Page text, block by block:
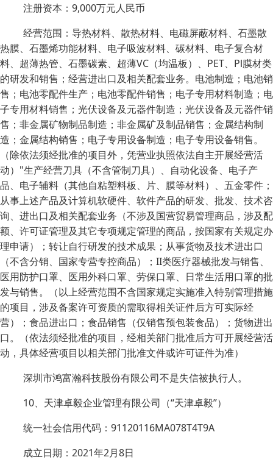
注册资本：9,000万元人民币
经营范围：导热材料、散热材料、电磁屏蔽材料、石墨散
热膜、石墨烯功能材料、电子吸波材料、碳材料、电子复合材
料、超薄热管、石墨碳素、超薄VC（均温板）、PET、Pl膜材类
的研发和销售；经营进出口及相关配套业务。电池制造；电池销
售；电池零配件生产；电池零配件销售；电子专用材料制造；电
子专用材料销售；光伏设备及元器件制造；光伏设备及元器件销
售；非金属矿物制品制造；非金属矿及制品销售；金属结构制
造；金属结构销售；电子专用设备制造；电子专用设备销售。
（除依法须经批准的项目外，凭营业执照依法自主开展经营活
动）"生产经营刀具（不含管制刀具）、自动化设备、电子产
品、电子辅料（其他自粘塑料板、片、膜等材料）、五金零件；
从事上述产品及计算机软硬件、软件产品的研发、批发、技术咨
询、进出口及相关配套业务（不涉及国营贸易管理商品，涉及配
额、许可证管理及其它专项规定管理的商品，按国家有关规定办
理申请）；转让自行研发的技术成果；从事货物及技术进出口
（不含分销、国家专营专控商品）；II类医疗器械批发与销售、
医用防护口罩、医用外科口罩、劳保口罩、日常生活用口罩的批
发与销售。（以上经营范围不含国家规定实施准入特别管理措施
的项目，涉及备案许可资质的需取得相关证件后方可实际经
营）；食品进出口；食品销售（仅销售预包装食品）；货物进出
口。（依法须经批准的项目，经相关部门批准后方可开展经营活
动，具体经营项目以相关部门批准文件或许可证件为准）
深圳市鸿富瀚科技股份有限公司不是失信被执行人。
10、天津卓毅企业管理有限公司（“天津卓毅”）
统一社会信用代码：91120116MA078T4T9A
成立日期：2021年2月8日